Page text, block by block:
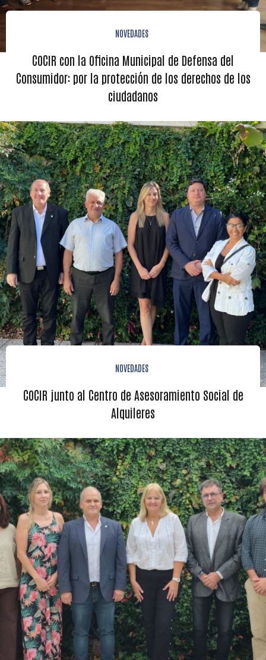
NOVEDADES
COCIR con la Oficina Municipal de Defensa del
Consumidor: por la protección de los derechos de los
ciudadanos
NOVEDADES
COCIR junto al Centro de Asesoramiento Social de
Alquileres